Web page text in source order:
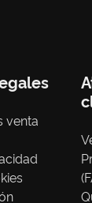
venta